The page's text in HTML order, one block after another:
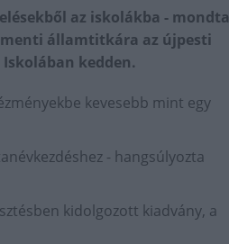
az iskolákba - mondta
államtitkára az újpesti
kedden.
kevesebb mint egy
- hangsúlyozta
kidolgozott kiadvány, a